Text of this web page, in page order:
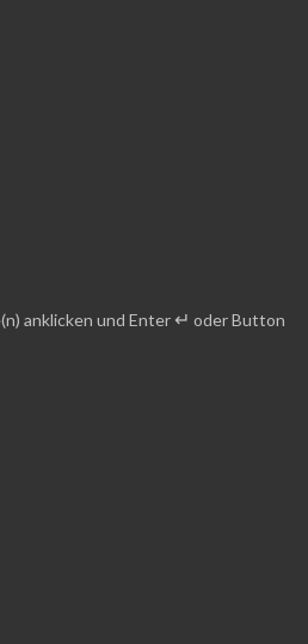
anklicken und Enter ↵ oder Button